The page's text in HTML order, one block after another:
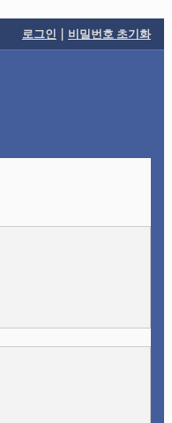
로그인 | 비밀번호 초기화